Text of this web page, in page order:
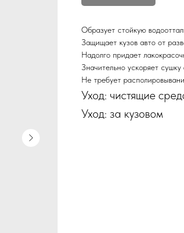
Образует стойкую
Защищает кузов авто от
Надолго придает
Значительно ускоряет
Не требует
Уход: чистящие
Уход: за кузовом